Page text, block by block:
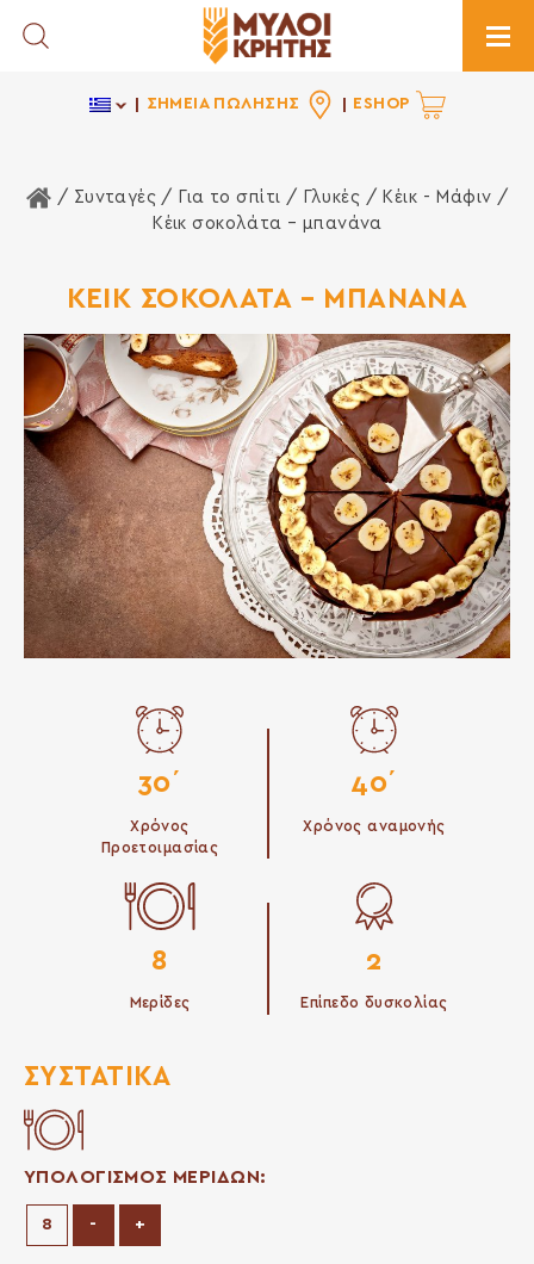
Toggle Search
ΣΗΜΕΙΑ ΠΩΛΗΣΗΣ ESHOP
Αρχική Σελίδα
/ Συνταγές / Για το σπίτι / Γλυκές / Κέικ - Μάφιν /
Κέικ σοκολάτα – μπανάνα
ΚΕΙΚ ΣΟΚΟΛΑΤΑ – ΜΠΑΝΑΝΑ
30΄
Χρόνος
Προετοιμασίας
40΄
Χρόνος αναμονής
8
Μερίδες
2
Επίπεδο δυσκολίας
ΣΥΣΤΑΤΙΚΆ
ΥΠΟΛΟΓΙΣΜΟΣ ΜΕΡΙΔΩΝ:
- Μείωση μερίδων
+Αύξηση μερίδων